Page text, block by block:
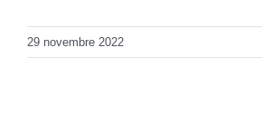
29 novembre 2022